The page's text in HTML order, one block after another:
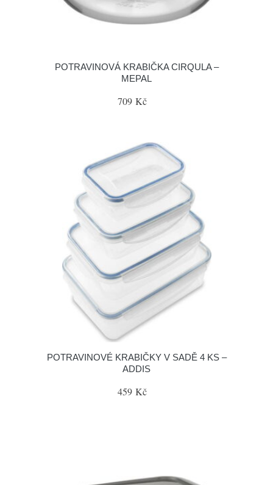
POTRAVINOVÁ KRABIČKA CIRQULA –
MEPAL
709 Kč
POTRAVINOVÉ KRABIČKY V SADĚ 4 KS –
ADDIS
459 Kč